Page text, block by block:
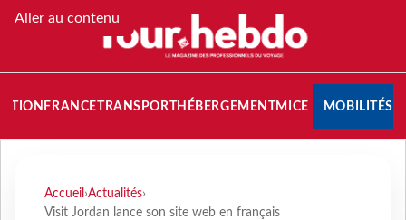
Aller au contenu
FRANCETRANSPORT HÉBERGEMENTMICE MOBILITÉS
Accueil ›Actualités›
Visit Jordan lance son site web en français